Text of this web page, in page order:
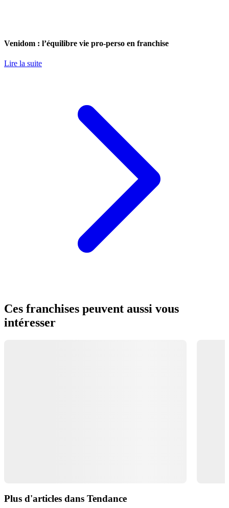
Venidom : l’équilibre vie pro-perso en franchise
Lire la suite
Ces franchises peuvent aussi vous
intéresser
Plus d'articles dans Tendance